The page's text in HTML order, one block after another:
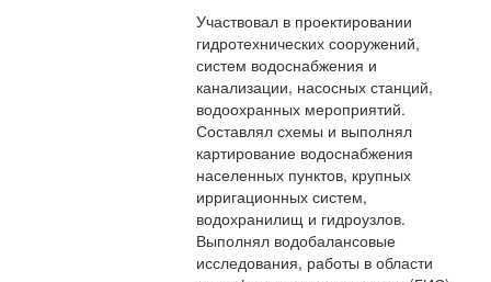
Участвовал в проектировании
гидротехнических сооружений,
систем водоснабжения и
канализации, насосных станций,
водоохранных мероприятий.
Составлял схемы и выполнял
картирование водоснабжения
населенных пунктов, крупных
ирригационных систем,
водохранилищ и гидроузлов.
Выполнял водобалансовые
исследования, работы в области